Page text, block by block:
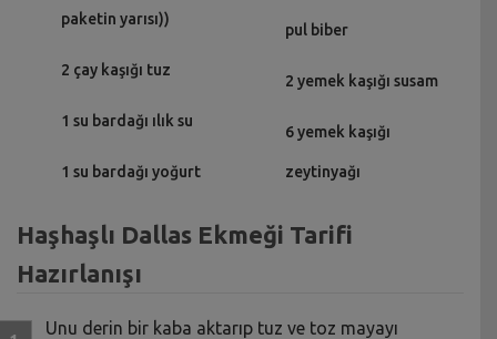
paketin yarısı))
2 çay kaşığı tuz
1 su bardağı ılık su
1 su bardağı yoğurt
pul biber
2 yemek kaşığı susam
6 yemek kaşığı
zeytinyağı
Haşhaşlı Dallas Ekmeği Tarifi
Hazırlanışı
Unu derin bir kaba aktarıp tuz ve toz mayayı